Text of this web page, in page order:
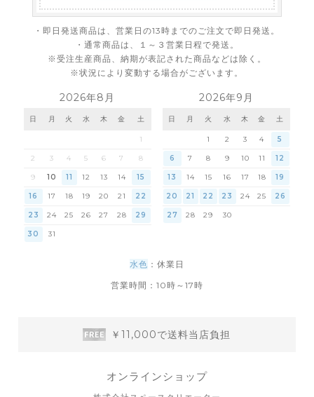
・即日発送商品は、営業日の13時までのご注文で即日発送。
・通常商品は、１～３営業日程で発送。
※受注生産商品、納期が表記された商品などは除く。
※状況により変動する場合がございます。
2026年8月
日 月 火 水 木 金 土
1
2 3 4 5 6 7 8
9 10 11 12 13 14 15
16 17 18 19 20 21 22
23 24 25 26 27 28 29
30 31
2026年9月
日 月 火 水 木 金 土
1 2 3 4 5
6 7 8 9 10 11 12
13 14 15 16 17 18 19
20 21 22 23 24 25 26
27 28 29 30
水色 ：休業日
営業時間：10時～17時
￥11,000で送料当店負担
オンラインショップ